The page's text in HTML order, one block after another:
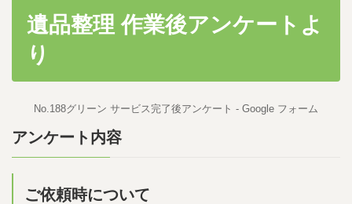
遺品整理 作業後アンケートよ
り
No.188グリーン サービス完了後アンケート - Google フォーム
アンケート内容
ご依頼時について